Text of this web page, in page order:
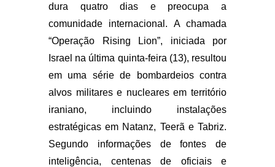
dura quatro dias e preocupa a
comunidade internacional. A chamada
“Operação Rising Lion”, iniciada por
Israel na última quinta-feira (13), resultou
em uma série de bombardeios contra
alvos militares e nucleares em território
iraniano, incluindo instalações
estratégicas em Natanz, Teerã e Tabriz.
Segundo informações de fontes de
inteligência, centenas de oficiais e